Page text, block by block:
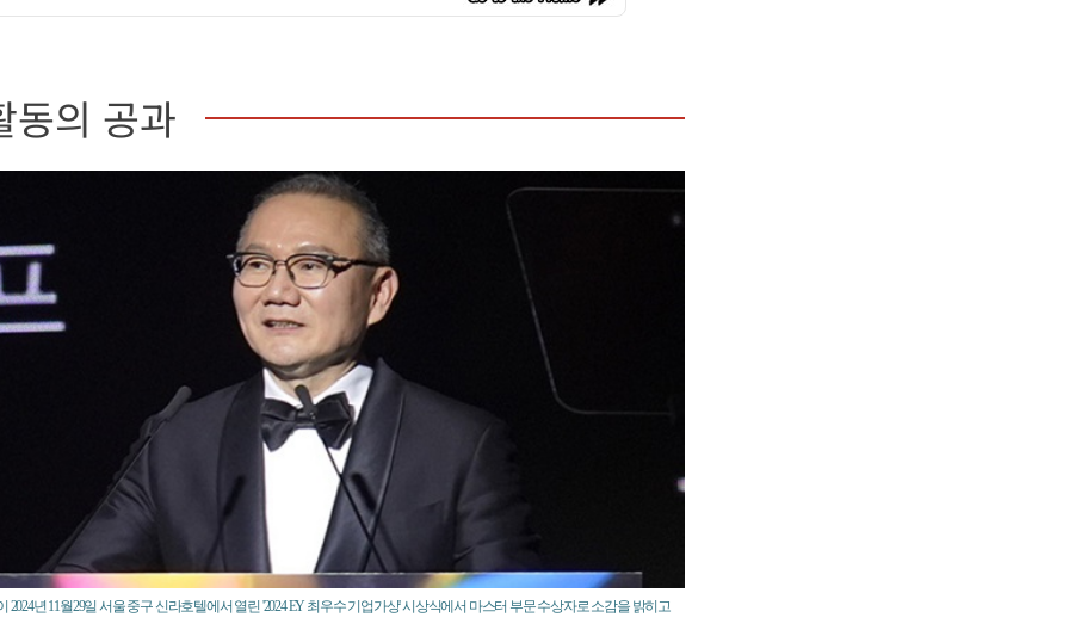
동의 공과
년 11월29일 서울 중구 신라호텔에서 열린 '2024 EY 최우수 기업가상' 시상식에서 마스터 부문 수상자로 소감을 밝히고